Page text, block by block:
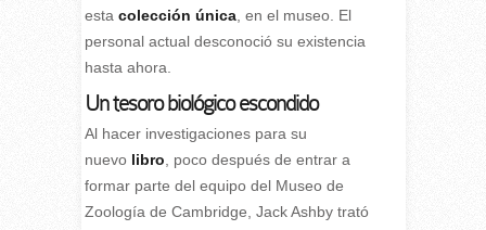
esta colección única, en el museo. El
personal actual desconoció su existencia
hasta ahora.
Un tesoro biológico escondido
Al hacer investigaciones para su
nuevo libro , poco después de entrar a
formar parte del equipo del Museo de
Zoología de Cambridge, Jack Ashby trató